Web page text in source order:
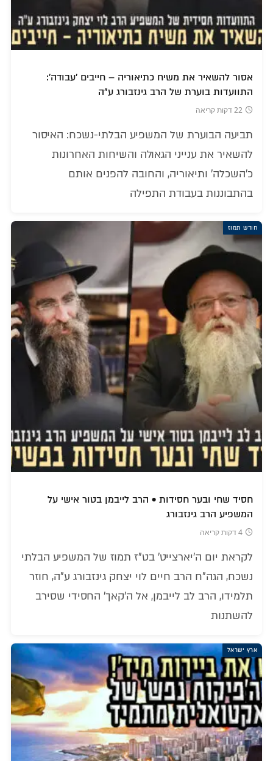
אסור להשאיר את משיח כתיאוריה – חייבים 'עבודה':
התוועדות בוערת של הרב גינזבורג ע"ה
22 דקות קריאה
תביעה הבוערת של המשפיע הבלתי-נשכח: האיסור
להשאיר את ענייני הגאולה והשיחות האחרונות
כ'השכלה' ותיאוריה, והחובה להפנים אותם
בהתבוננות בעבודת התפילה
חודש תמוז
חסיד שחי ובער חסידות • הרב לייבמן בטור אישי על
המשפיע הרב גינזבורג
4 דקות קריאה
לקראת יום ה'יארצייט' בט"ז תמוז של המשפיע הבלתי
נשכח, הגה"ח הרב חיים לוי יצחק גינזבורג ע"ה, חוזר
תלמידו, הרב לב לייבמן, אל ה'קאך' החסידי שסירב
להשתנות
ארץ ישראל